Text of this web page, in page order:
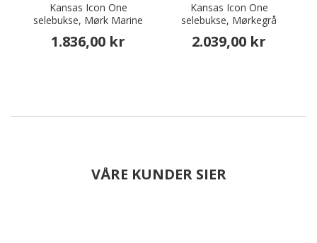
Kansas Icon One
selebukse, Mørk Marine
1.836,00 kr
Kansas Icon One
selebukse, Mørkegrå
2.039,00 kr
VÅRE KUNDER SIER